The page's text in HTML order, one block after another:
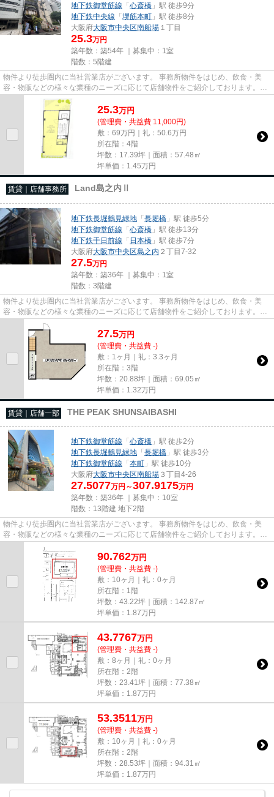
地下鉄御堂筋線 「心斎橋 」駅 徒歩9分
地下鉄中央線 「堺筋本町 」駅 徒歩8分
大阪府大阪市中央区南船場 １丁目
25.3万円
築年数：築54年 ｜募集中： 1室
階数：5階建
物件より徒歩圏内に当社営業店がございます。 事務所物件をはじめ、飲食・美
容・物販などの様々な業種のニーズに応じて店舗物件をご紹介しております。
尚、弊社ではおとり広告は一切...
25.3万円
(管理費・共益費 11,000円)
敷：69万円｜礼：50.6万円
所在階：4階
坪数：17.39坪｜面積：57.48㎡
坪単価： 1.45万円
賃貸｜店舗事務所 Land島之内Ⅱ
地下鉄長堀鶴見緑地 「長堀橋 」駅 徒歩5分
地下鉄御堂筋線 「心斎橋 」駅 徒歩13分
地下鉄千日前線 「 日本橋 」駅 徒歩7分
大阪府大阪市中央区島之内 ２丁目7-32
27.5万円
築年数：築36年 ｜募集中： 1室
階数：3階建
物件より徒歩圏内に当社営業店がございます。 事務所物件をはじめ、飲食・美
容・物販などの様々な業種のニーズに応じて店舗物件をご紹介しております。
尚、弊社ではおとり広告は一切...
27.5万円
(管理費・共益費 -)
敷：1ヶ月｜礼：3.3ヶ月
所在階：3階
坪数：20.88坪｜面積：69.05㎡
坪単価： 1.32万円
賃貸｜店舗一部 THE PEAK SHUNSAIBASHI
地下鉄御堂筋線 「心斎橋 」駅 徒歩2分
地下鉄長堀鶴見緑地 「長堀橋 」駅 徒歩3分
地下鉄御堂筋線 「本町 」駅 徒歩10分
大阪府大阪市中央区南船場 ３丁目4-26
27.5077万円～307.9175万円
築年数：築36年 ｜募集中： 10室
階数：13階建 地下2階
物件より徒歩圏内に当社営業店がございます。 事務所物件をはじめ、飲食・美
容・物販などの様々な業種のニーズに応じて店舗物件をご紹介しております。
尚、弊社ではおとり広告は一切...
90.762万円
(管理費・共益費 -)
敷：10ヶ月｜礼：0ヶ月
所在階：1階
坪数：43.22坪｜面積：142.87㎡
坪単価： 1.87万円
43.7767万円
(管理費・共益費 -)
敷：8ヶ月｜礼：0ヶ月
所在階：2階
坪数：23.41坪｜面積：77.38㎡
坪単価： 1.87万円
53.3511万円
(管理費・共益費 -)
敷：10ヶ月｜礼：0ヶ月
所在階：2階
坪数：28.53坪｜面積：94.31㎡
坪単価： 1.87万円